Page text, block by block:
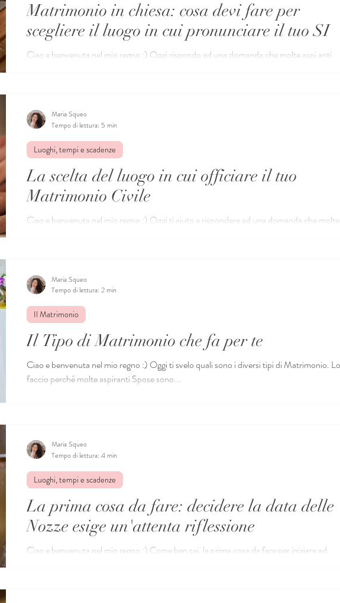
Matrimonio in chiesa: cosa devi fare per
scegliere il luogo in cui pronunciare il tuo SI
Ciao e benvenuta nel mio regno :) Oggi rispondo ad una domanda che molte aspi anti
La scelta del luogo in cui officiare il tuo
Matrimonio Civile
Ciao e benvenuta nel mio regno :) Oggi ti aiuto a rispondere ad una domanda che molte
Luoghi, tempi e scadenze
Maria Squeo
Tempo di lettura: 5 min
Il Tipo di Matrimonio che fa per te
Ciao e benvenuta nel mio regno :) Oggi ti svelo quali sono i diversi tipi di Matrimonio. Lo
faccio perché molte aspiranti Spose sono...
Il Matrimonio
Maria Squeo
Tempo di lettura: 2 min
La prima cosa da fare: decidere la data delle
Nozze esige un'attenta riflessione
Ciao e benvenuta nel mio regno :) Come ben sai, la prima cosa da fare per iniziare ad
Luoghi, tempi e scadenze
Maria Squeo
Tempo di lettura: 4 min